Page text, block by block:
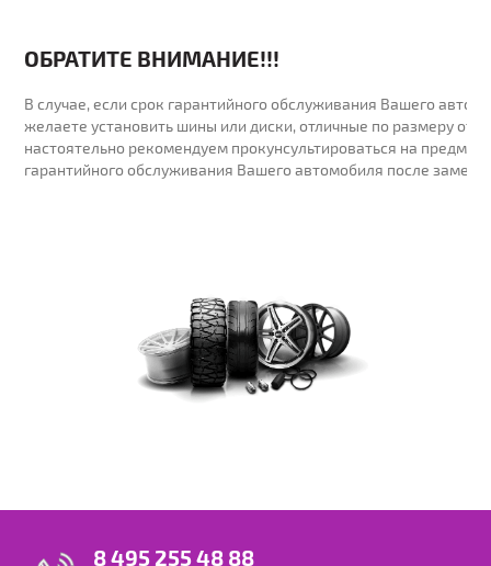
ОБРАТИТЕ ВНИМАНИЕ!!!
В случае, если срок гарантийного обслуживания Вашего
желаете установить шины или диски, отличные по размеру от
настоятельно рекомендуем прокунсультироваться на предмет
гарантийного обслуживания Вашего автомобиля после
8 495 255 48 88